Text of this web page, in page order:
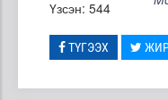
Үзсэн: 544
ТҮГЭЭХ